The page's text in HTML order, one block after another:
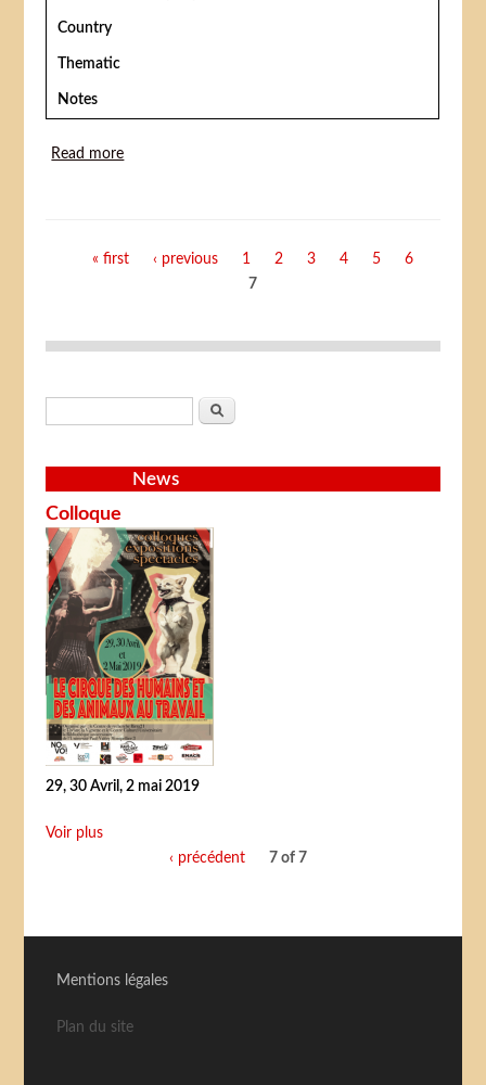
Country
Thematic
Notes
Read more
Pages« first ‹ previous 1 2 3 4 5
6
7
Search
News
Colloque
29, 30 Avril, 2 mai 2019
Voir plus
‹ précédent
7 of 7
Mentions légales
Plan du site